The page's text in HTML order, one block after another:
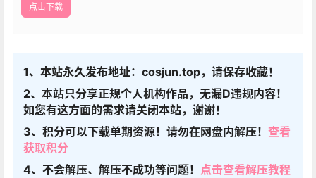
点击下载
1、本站永久发布地址：cosjun.top，请保存收藏！
2、本站只分享正规个人机构作品，无漏D违规内容！
如您有这方面的需求请关闭本站，谢谢！
3、积分可以下载单期资源！请勿在网盘内解压！ 查看
获取积分
4、不会解压、解压不成功等问题！ 点击查看解压教程